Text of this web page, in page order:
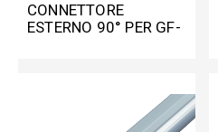
CONNETTORE
ESTERNO 90° PER GF-